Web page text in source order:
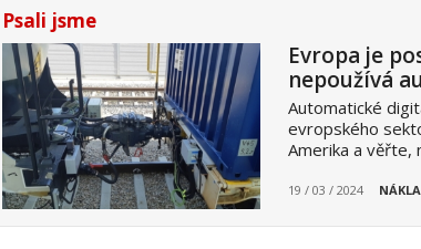
Psali jsme
Evropa je
nepoužívá
Automatické
evropského
Amerika a věřte,
19 / 03 / 2024